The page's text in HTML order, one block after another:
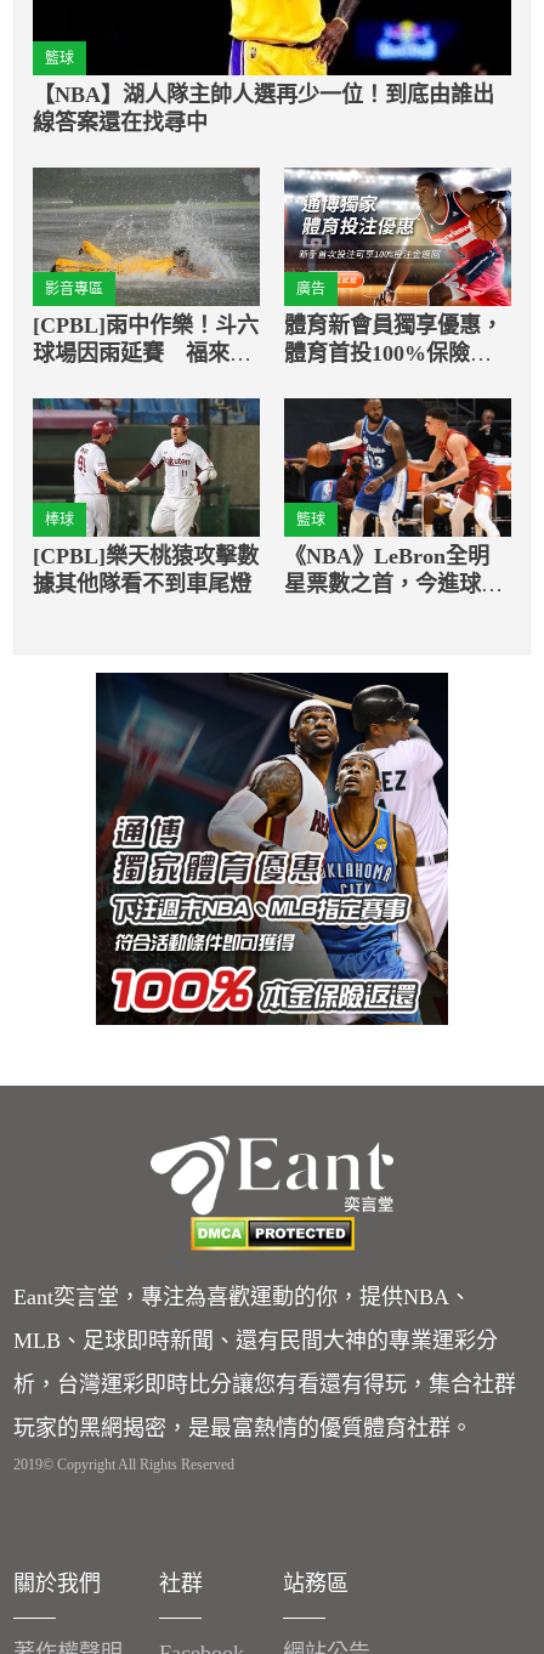
籃球
【NBA】湖人隊主帥人選再少一位！到底由誰出
線答案還在找尋中
影音專區
[CPBL]雨中作樂！斗六
球場因雨延賽 福來喜
廣告
體育新會員獨享優惠，
體育首投100%保險返
棒球
[CPBL]樂天桃猿攻擊數
據其他隊看不到車尾燈
籃球
《NBA》LeBron全明
星票數之首，今進球數
Eant奕言堂，專注為喜歡運動的你，提供NBA、
MLB、足球即時新聞、還有民間大神的專業運彩分
析，台灣運彩即時比分讓您有看還有得玩，集合社群
玩家的黑網揭密，是最富熱情的優質體育社群。
2019© Copyright All Rights Reserved
關於我們 社群 站務區